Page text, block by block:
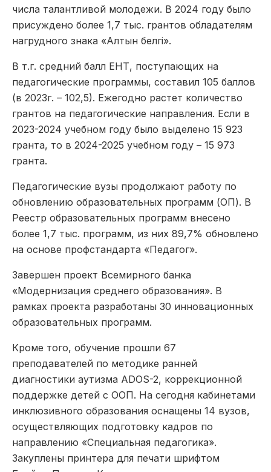
числа талантливой молодежи. В 2024 году было
присуждено более 1,7 тыс. грантов обладателям
нагрудного знака «Алтын белгі».
В т.г. средний балл ЕНТ, поступающих на
педагогические программы, составил 105 баллов
(в 2023г. – 102,5). Ежегодно растет количество
грантов на педагогические направления. Если в
2023-2024 учебном году было выделено 15 923
гранта, то в 2024-2025 учебном году – 15 973
гранта.
Педагогические вузы продолжают работу по
обновлению образовательных программ (ОП). В
Реестр образовательных программ внесено
более 1,7 тыс. программ, из них 89,7% обновлено
на основе профстандарта «Педагог».
Завершен проект Всемирного банка
«Модернизация среднего образования». В
рамках проекта разработаны 30 инновационных
образовательных программ.
Кроме того, обучение прошли 67
преподавателей по методике ранней
диагностики аутизма ADOS-2, коррекционной
поддержке детей с ООП. На сегодня кабинетами
инклюзивного образования оснащены 14 вузов,
осуществляющих подготовку кадров по
направлению «Специальная педагогика».
Закуплены принтера для печати шрифтом